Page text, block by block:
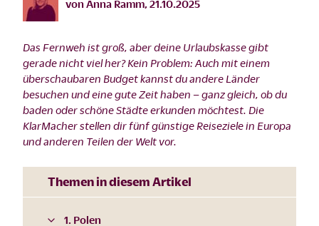
von Anna Ramm 21.10.2025
Das Fernweh ist groß, aber deine Urlaubskasse gibt
gerade nicht viel her? Kein Problem: Auch mit einem
überschaubaren Budget kannst du andere Länder
besuchen und eine gute Zeit haben – ganz gleich, ob du
baden oder schöne Städte erkunden möchtest. Die
KlarMacher stellen dir fünf günstige Reiseziele in Europa
und anderen Teilen der Welt vor.
Themen in diesem Artikel
1. Polen